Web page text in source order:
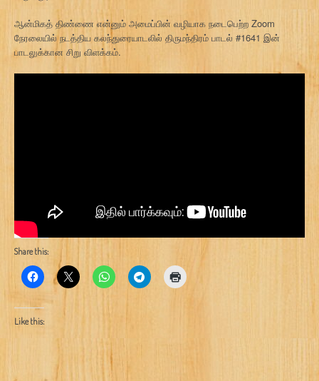
ஆன்மிகத் திண்ணை என்னும் அமைப்பின் வழியாக நடைபெற்ற Zoom
நேரலையில் நடத்திய கலந்துரையாடலில் திருமந்திரம் பாடல் #1641 இன்
பாடலுக்கான சிறு விளக்கம்.
Share this:
Like this: